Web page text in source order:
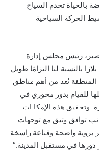
بالحياة تخدم السياح
الحركة السياحية
رئيس مجلس إدارة
بالنسبة لنا التزامًا طويل
المنطقة تُعد من أهم مناطق
للقيام بدور محوري في
وتحقيق هذه الإمكانات
توافق وثيق مع توجهات
برؤية واضحة وقناعة راسخة
دورها في مستقبل المدينة.”